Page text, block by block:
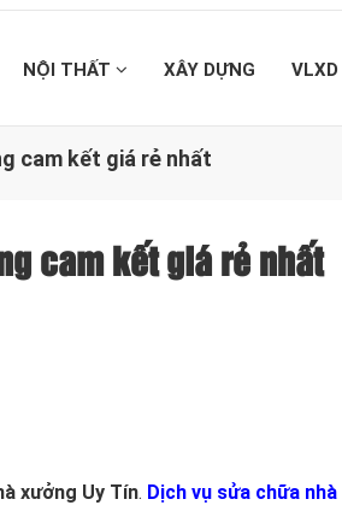
NỘI THẤT XÂY DỰNG VLXD
cam kết giá rẻ nhất
cam kết giá rẻ nhất
xưởng Uy Tín. Dịch vụ sửa chữa nhà